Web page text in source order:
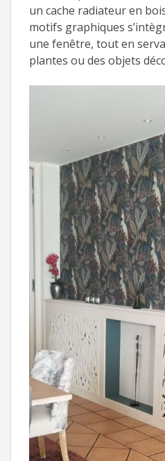
un cache radiateur en
motifs graphiques
une fenêtre, tout en
plantes ou des objets